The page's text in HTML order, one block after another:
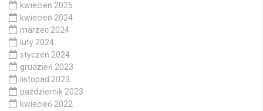
kwiecień 2025
kwiecień 2024
marzec 2024
luty 2024
styczeń 2024
grudzień 2023
listopad 2023
październik 2023
kwiecień 2022